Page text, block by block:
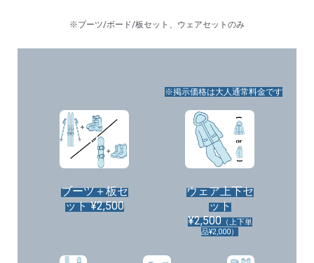
※ブーツ/ボード/板セット、ウェアセットのみ
※掲示価格は大人通常料金です
ブーツ＋板セ
ット¥2,500
ウェア上下セ
ット
¥2,500（上下単
品¥2,000）